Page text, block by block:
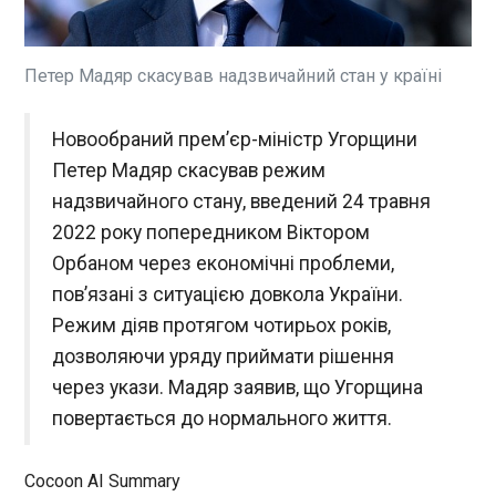
повітряний удар по Києву зросла до семи. Про
це повідомила Нацполіція в четвер, 14 травня.
Вказано, що серед жертв – троє чоловіків, троє
Новим омбудсменом РФ стала депутат, яка
викрадала дітей із Херсона
15:50:29
Російський омбудсмен, яка займалася обмінами
полонених, Тетяна Москалькова йде з
посади. Новим уповноваженим із прав людини в
РФ призначили Яну Лантратову, яку в Україні
звинувачують у депортації дітей. Москалькова
обіймала посаду уповноваженого два терміни
поспіль (протягом 10 років). Це максимально
початку російського повномасштабного
ЧИТАТЬ
масованої атаки РФ
Петер Мадяр скасував надзвичайний стан у країні
Новообраний прем’єр-міністр Угорщини
Петер Мадяр скасував режим
надзвичайного стану, введений 24 травня
2022 року попередником Віктором
Орбаном через економічні проблеми,
пов’язані з ситуацією довкола України.
Режим діяв протягом чотирьох років,
дозволяючи уряду приймати рішення
через укази. Мадяр заявив, що Угорщина
повертається до нормального життя.
Cocoon AI Summary